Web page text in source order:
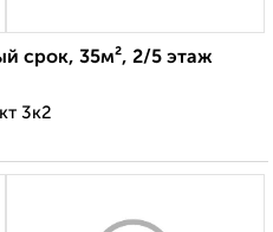
срок, 35м², 2/5 этаж
3к2